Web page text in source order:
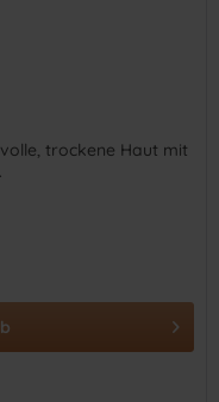
trockene Haut mit